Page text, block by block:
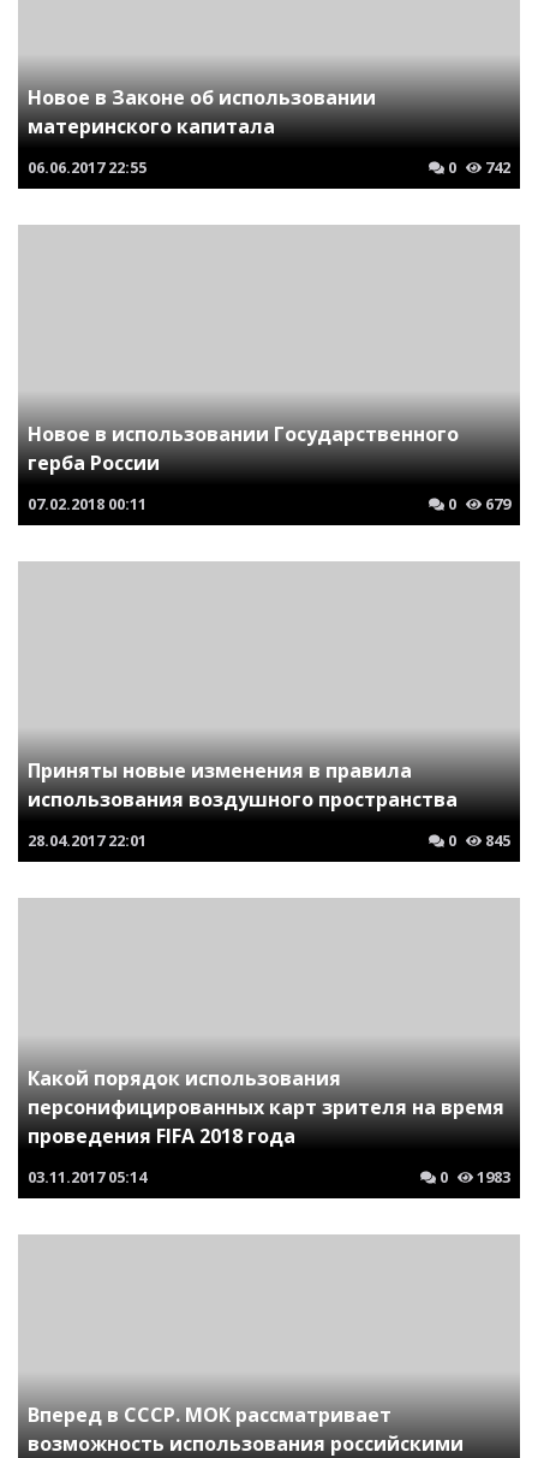
Новое в Законе об использовании
материнского капитала
06.06.2017 22:55 0 742
Новое в использовании Государственного
герба России
07.02.2018 00:11 0 679
Приняты новые изменения в правила
использования воздушного пространства
28.04.2017 22:01 0 845
Какой порядок использования
персонифицированных карт зрителя на время
проведения FIFA 2018 года
03.11.2017 05:14 0 1983
Вперед в СССР. МОК рассматривает
возможность использования российскими